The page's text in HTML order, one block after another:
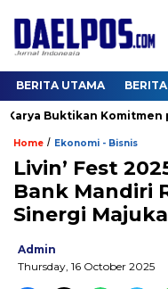
BERITA UTAMA
Buktikan Komitmen pada
Home / Ekonomi - Bisnis
Livin’ Fest
Bank Mandiri
Sinergi
Admin
Thursday, 16 October 2025